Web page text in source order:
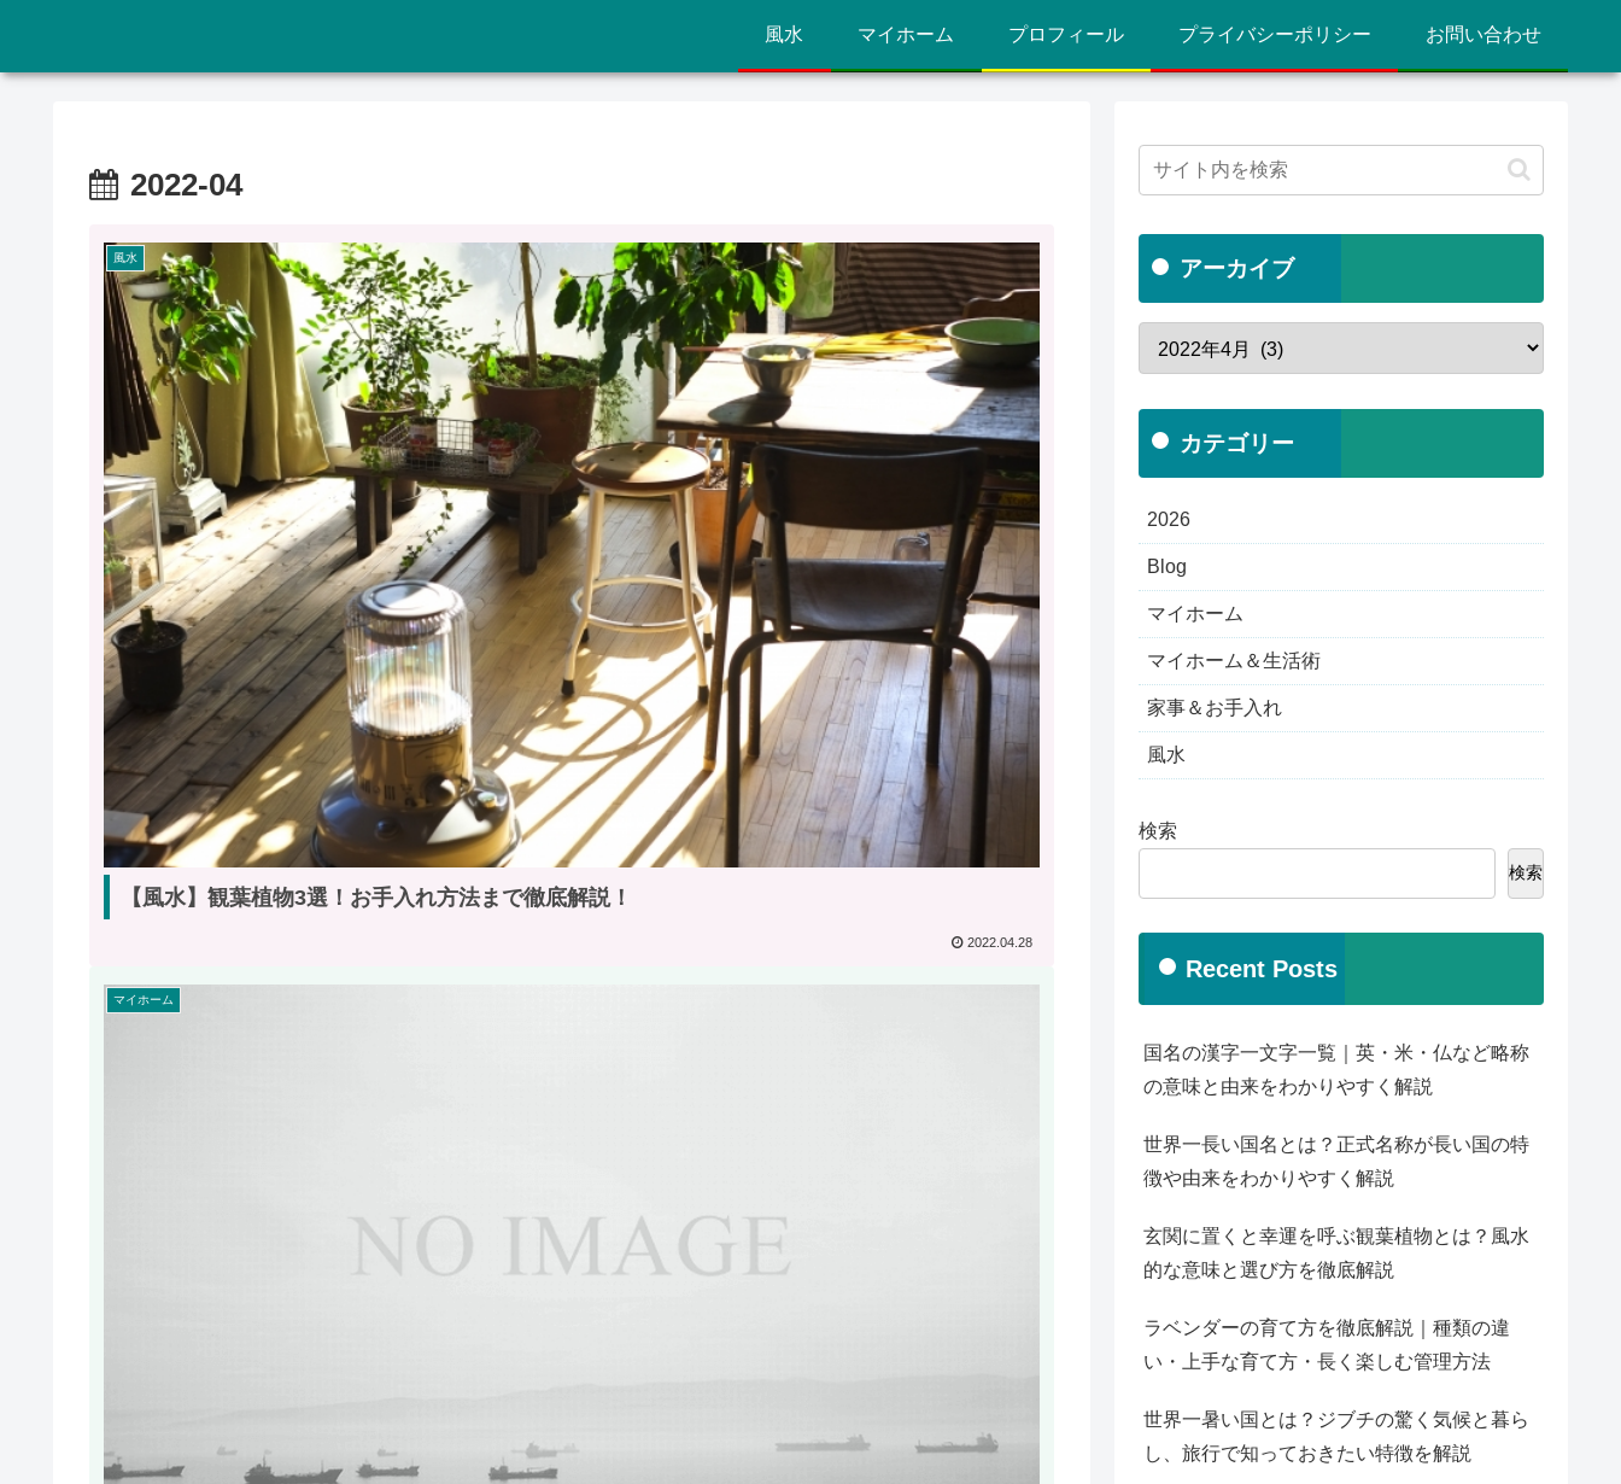
風水 マイホーム プロフィール プライバシーポリシー お問い合わせ
2022-04
風水
【風水】観葉植物3選！お手入れ方法まで徹底解説！
2022.04.28
マイホーム
アーカイブ
カテゴリー
2026
Blog
マイホーム
マイホーム＆生活術
家事＆お手入れ
風水
検索
検索
Recent Posts
国名の漢字一文字一覧｜英・米・仏など略称
の意味と由来をわかりやすく解説
世界一長い国名とは？正式名称が長い国の特
徴や由来をわかりやすく解説
玄関に置くと幸運を呼ぶ観葉植物とは？風水
的な意味と選び方を徹底解説
ラベンダーの育て方を徹底解説｜種類の違
い・上手な育て方・長く楽しむ管理方法
世界一暑い国とは？ジブチの驚く気候と暮ら
し、旅行で知っておきたい特徴を解説